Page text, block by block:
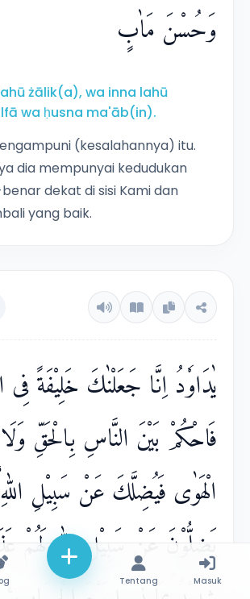
وَحُسْنَ مَاٰبٍ
żālik(a), wa inna lahū
wa ḥusna ma'āb(in).
(kesalahannya) itu.
dia mempunyai kedudukan
dekat di sisi Kami dan
yang baik.
يٰدَاوٗدُ اِنَّا جَعَلْنٰكَ خَلِيْفَةً
فَاحْكُمْ بَيْنَ النَّاسِ بِالْحَقِّ
الْهَوٰى فَيُضِلَّكَ عَنْ سَبِيْلِ
يَضِلُّوْنَ عَنْ سَبِيْلِ اللّٰهِ لَهُمْ
Tentang Masuk